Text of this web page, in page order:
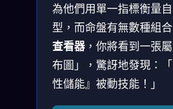
為他們用單一指標衡量
型，而命盤有無數種組
查看器 ，你將看到一張
布圖」，驚訝地發現：
性儲能』被動技能！」